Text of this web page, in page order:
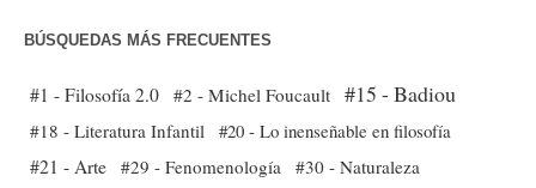
BÚSQUEDAS MÁS FRECUENTES
#1 - Filosofía 2.0 #2 - Michel Foucault #15 - Badiou
#18 - Literatura Infantil #20 - Lo inenseñable en filosofía
#21 - Arte #29 - Fenomenología
#30 - Naturaleza